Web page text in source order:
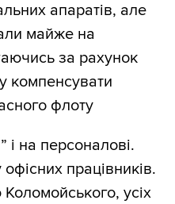
апаратів, але
майже на
за рахунок
компенсувати
флоту
і на персоналові.
працівників.
усіх